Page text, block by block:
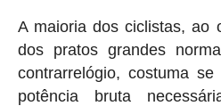
A maioria dos ciclistas, ao
dos pratos grandes
contrarrelógio, costuma
potência bruta